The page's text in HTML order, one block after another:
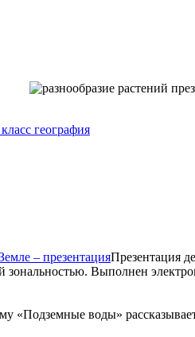
география
– презентацияПрезентация
Выполнен
«Подземные воды»